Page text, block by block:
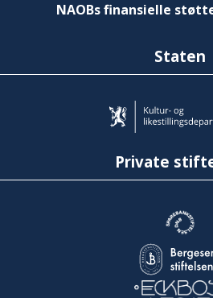
NAOBs finansielle
Staten
Private